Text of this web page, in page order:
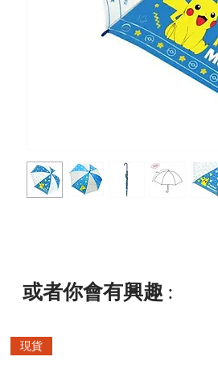
或者你會有興趣 :
現貨